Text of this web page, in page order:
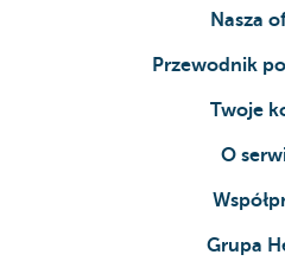
Nasza
Przewodnik
Twoje
O
Grupa